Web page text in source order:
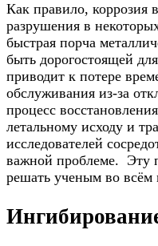
Как правило, коррозия
разрушения в
быстрая порча
быть дорогостоящей
приводит к потере
обслуживания из-за
процесс
летальному исходу и
исследователей
важной проблеме. Эту
решать ученым во всём